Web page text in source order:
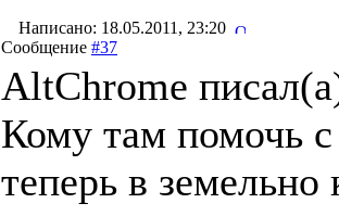
Написано: 18.05.2011, 23:20
Сообщение #37
AltChrome
Кому там помочь
теперь в